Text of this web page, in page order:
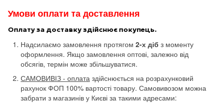
Умови оплати та доставлення
Оплату за доставку здійснює покупець.
Надсилаємо замовлення протягом 2-х діб з моменту
оформлення. Якщо замовлення оптові, залежно від
обсягів, термін може збільшуватися.
САМОВИВІЗ - оплата здійснюється на розрахунковий
рахунок ФОП 100% вартості товару. Самовивозом можна
забрати з магазинів у Києві за такими адресами: